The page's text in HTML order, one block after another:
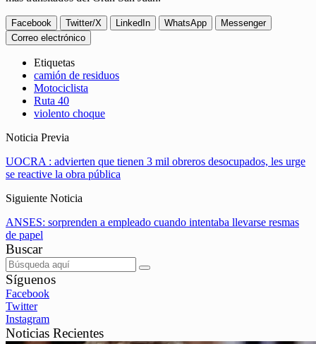
Facebook Twitter/X LinkedIn WhatsApp
Messenger
Correo electrónico
Etiquetas
camión de residuos
Motociclista
Ruta 40
violento choque
Noticia Previa
UOCRA : advierten que tienen 3 mil obreros desocupados, les urge
se reactive la obra pública
Siguiente Noticia
ANSES: sorprenden a empleado cuando intentaba llevarse resmas
de papel
Buscar
Síguenos
Facebook
Twitter
Instagram
Noticias Recientes